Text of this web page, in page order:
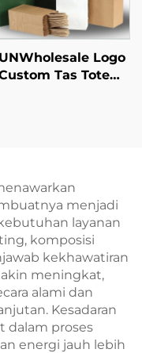
Logo
Tas Tote
Kerajinan
menjadi
layanan
komposisi
kekhawatiran
meningkat,
alami dan
Kesadaran
dalam proses
energi jauh lebih